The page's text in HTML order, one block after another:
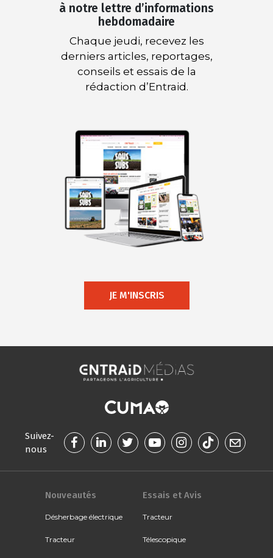
à notre lettre d’informations
hebdomadaire
Chaque jeudi, recevez les
derniers articles, reportages,
conseils et essais de la
rédaction d’Entraid.
JE M'INSCRIS
Suivez-
nous
Nouveautés
Désherbage électrique
Tracteur
Essais et Avis
Tracteur
Télescopique